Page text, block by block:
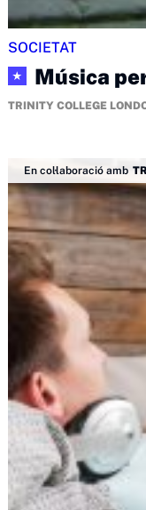
SOCIETAT
★ Música
TRINITY COLLEGE
En col·laboració amb